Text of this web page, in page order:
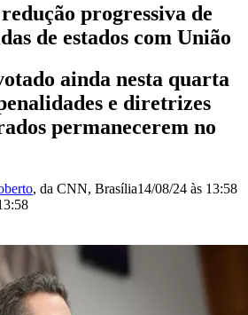
progressiva de
de estados com União
ainda nesta quarta
e diretrizes
permanecerem no
, da CNN, Brasília14/08/24 às 13:58